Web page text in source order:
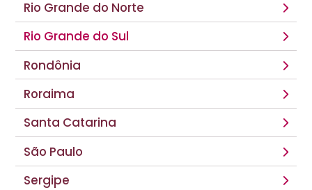
Rio Grande do Norte
Rio Grande do Sul
Rondônia
Roraima
Santa Catarina
São Paulo
Sergipe